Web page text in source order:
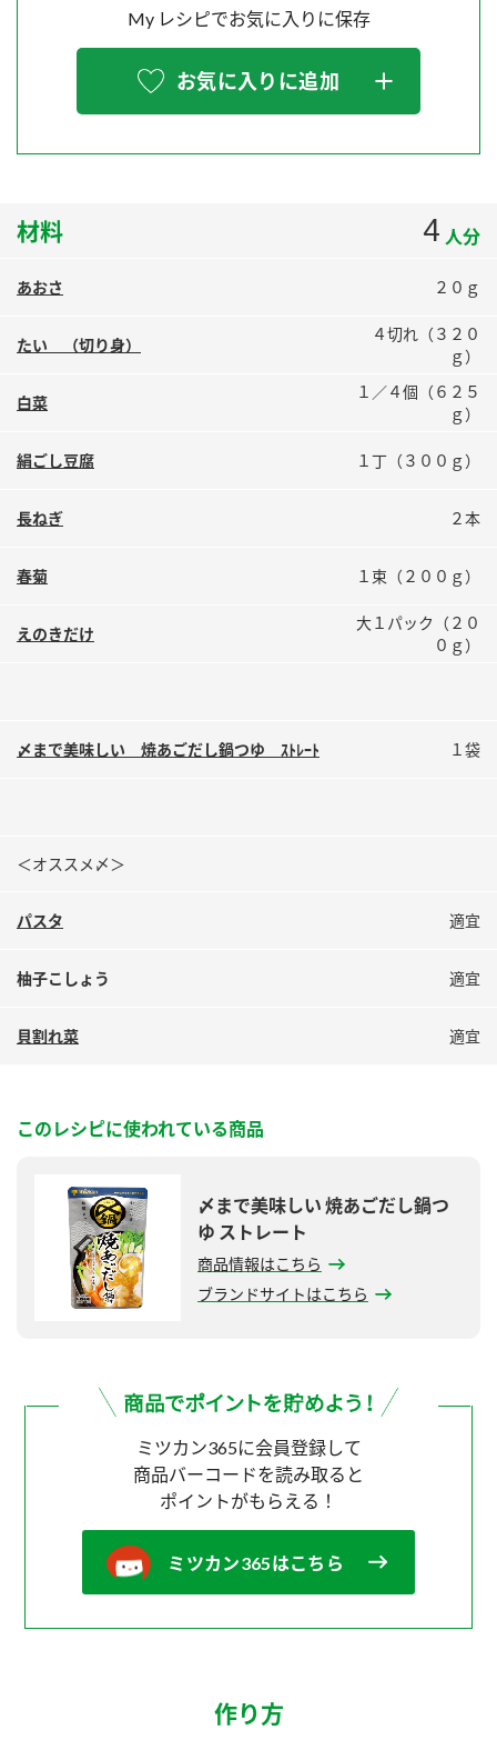
Fibee
スペシャルサイト
お酢を知ろう！
すしラボ
納豆の豆知識
ロングセラー商品 ＋ おすすめレシピ
MIM（ミツカンミュージアム）
販売終了製品のご案内
よくあるご質問
My レシピでお気に入りに保存
お気に入りに追加
材料 4 人分
あおさ ２０ｇ
たい （切り身）
４切れ（３２０
ｇ）
白菜
１／４個（６２５
ｇ）
絹ごし豆腐 １丁（３００ｇ）
長ねぎ ２本
春菊 １束（２００ｇ）
えのきだけ
大１パック（２０
０ｇ）
〆まで美味しい 焼あごだし鍋つゆ ｽﾄﾚｰﾄ １袋
＜オススメ〆＞
パスタ 適宜
柚子こしょう 適宜
貝割れ菜 適宜
このレシピに使われている商品
〆まで美味しい 焼あごだし鍋つ
ゆ ストレート
商品情報はこちら
ブランドサイトはこちら
ミツカン365に会員登録して
商品バーコードを読み取ると
ポイントがもらえる！
ミツカン365はこちら
作り方